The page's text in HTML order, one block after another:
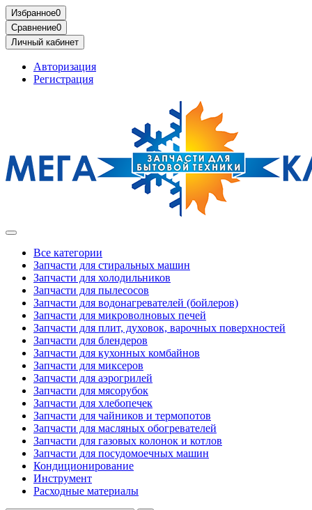
Избранное0
Сравнение0
Личный кабинет
Авторизация
Регистрация
Все категории
Запчасти для стиральных машин
Запчасти для холодильников
Запчасти для пылесосов
Запчасти для водонагревателей (бойлеров)
Запчасти для микроволновых печей
Запчасти для плит, духовок, варочных поверхностей
Запчасти для блендеров
Запчасти для кухонных комбайнов
Запчасти для миксеров
Запчасти для аэрогрилей
Запчасти для мясорубок
Запчасти для хлебопечек
Запчасти для чайников и термопотов
Запчасти для масляных обогревателей
Запчасти для газовых колонок и котлов
Запчасти для посудомоечных машин
Кондиционирование
Инструмент
Расходные материалы